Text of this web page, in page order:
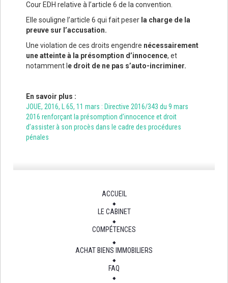
Cour EDH relative à l’article 6 de la convention.
Elle souligne l’article 6 qui fait peser la charge de la
preuve sur l’accusation.
Une violation de ces droits engendre nécessairement
une atteinte à la présomption d’innocence, et
notamment l e droit de ne pas s’auto-incriminer.
En savoir plus :
JOUE, 2016, L 65, 11 mars : Directive 2016/343 du 9 mars
2016 renforçant la présomption d’innocence et droit
d’assister à son procès dans le cadre des procédures
pénales
ACCUEIL
LE CABINET
COMPÉTENCES
ACHAT BIENS IMMOBILIERS
FAQ